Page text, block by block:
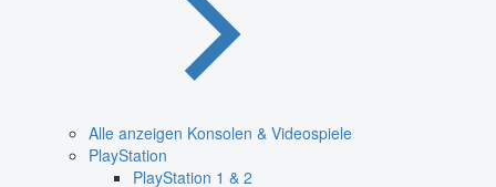
Alle anzeigen Konsolen & Videospiele
PlayStation
PlayStation 1 & 2